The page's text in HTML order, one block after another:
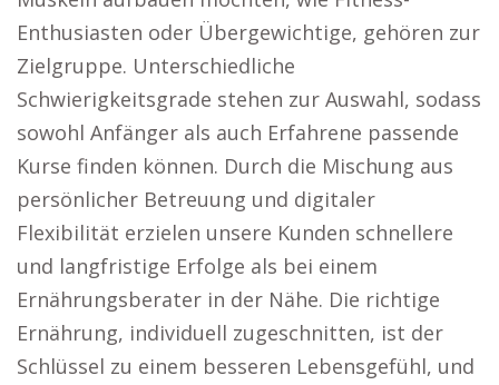
Enthusiasten oder Übergewichtige, gehören zur
Zielgruppe. Unterschiedliche
Schwierigkeitsgrade stehen zur Auswahl, sodass
sowohl Anfänger als auch Erfahrene passende
Kurse finden können. Durch die Mischung aus
persönlicher Betreuung und digitaler
Flexibilität erzielen unsere Kunden schnellere
und langfristige Erfolge als bei einem
Ernährungsberater in der Nähe. Die richtige
Ernährung, individuell zugeschnitten, ist der
Schlüssel zu einem besseren Lebensgefühl, und